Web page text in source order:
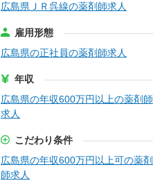
広島県ＪＲ呉線の薬剤師求人
雇用形態
広島県の正社員の薬剤師求人
年収
広島県の年収600万円以上の薬剤師
求人
こだわり条件
広島県の年収600万円以上可の薬剤
師求人